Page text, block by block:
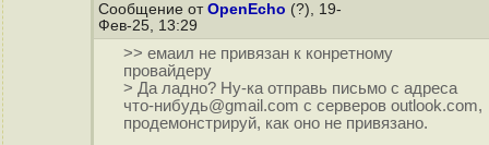
Сообщение от OpenEcho (?), 19-
Фев-25, 13:29
>> емаил не привязан к конретному
провайдеру
> Да ладно? Ну-ка отправь письмо с адреса
что-нибудь@gmail.com с серверов outlook.com,
продемонстрируй, как оно не привязано.